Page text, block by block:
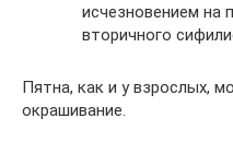
исчезновением на
вторичного
Пятна, как и у взрослых,
окрашивание.